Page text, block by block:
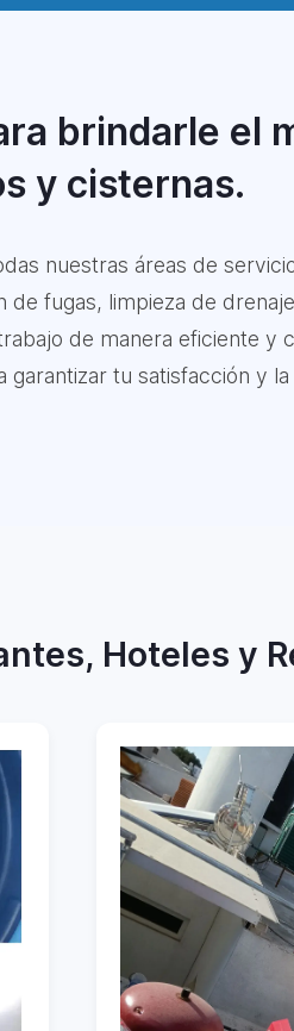
brindarle el
y cisternas.
nuestras áreas de
fugas, limpieza de
de manera eficiente y
tu satisfacción y
Hoteles y